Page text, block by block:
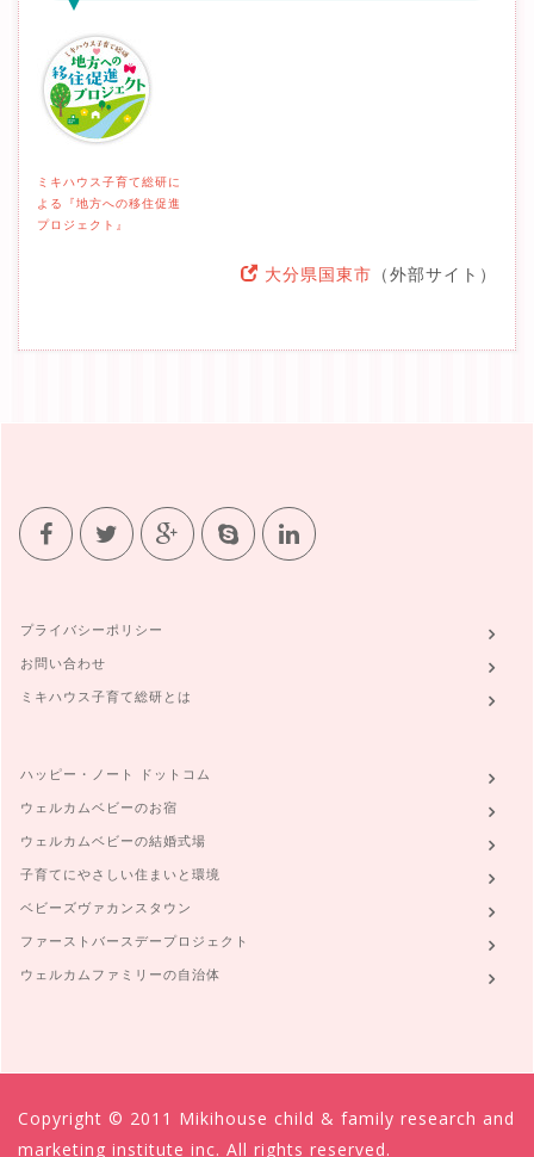
ミキハウス子育て総研に
よる『地方への移住促進
プロジェクト』
大分県国東市 （外部サイト）
プライバシーポリシー
お問い合わせ
ミキハウス子育て総研とは
ハッピー・ノート ドットコム
ウェルカムベビーのお宿
ウェルカムベビーの結婚式場
子育てにやさしい住まいと環境
ベビーズヴァカンスタウン
ファーストバースデープロジェクト
ウェルカムファミリーの自治体
Copyright © 2011 Mikihouse child & family research and
marketing institute inc. All rights reserved.